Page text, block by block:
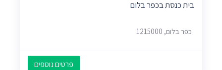
בית כנסת בכפר בלום
כפר בלום, 1215000
פרטים נוספים